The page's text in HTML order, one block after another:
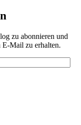
zu abonnieren und
E-Mail zu erhalten.